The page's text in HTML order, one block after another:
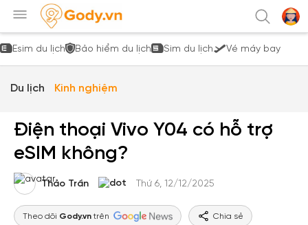
Esim du lịch Bảo hiểm du lịch Sim du lịch Vé máy bay
Du lịch Kinh nghiệm
Điện thoại Vivo Y04 có hỗ trợ
eSIM không?
Thảo Trần Thứ 6, 12/12/2025
Theo dõi Gody.vntrên Chia sẻ